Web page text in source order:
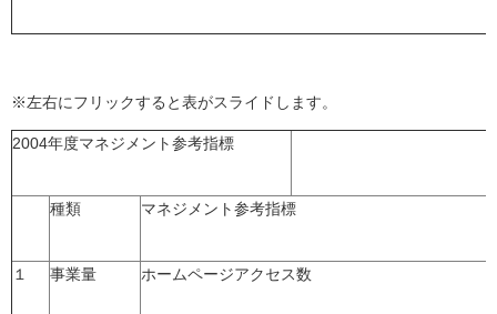
※左右にフリックすると表がスライドします。
2004年度マネジメント参考指標
種類 マネジメント参考指標
１ 事業量 ホームページアクセス数